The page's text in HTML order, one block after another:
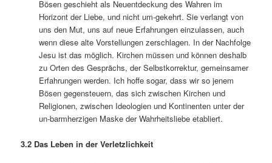
Bösen geschieht als Neuentdeckung des Wahren im
Horizont der Liebe, und nicht um-gekehrt. Sie verlangt von
uns den Mut, uns auf neue Erfahrungen einzulassen, auch
wenn diese alte Vorstellungen zerschlagen. In der Nachfolge
Jesu ist das möglich. Kirchen müssen und können deshalb
zu Orten des Gesprächs, der Selbstkorrektur, gemeinsamer
Erfahrungen werden. Ich hoffe sogar, dass wir so jenem
Bösen gegensteuern, das sich zwischen Kirchen und
Religionen, zwischen Ideologien und Kontinenten unter der
un-barmherzigen Maske der Wahrheitsliebe etabliert.
3.2 Das Leben in der Verletzlichkeit